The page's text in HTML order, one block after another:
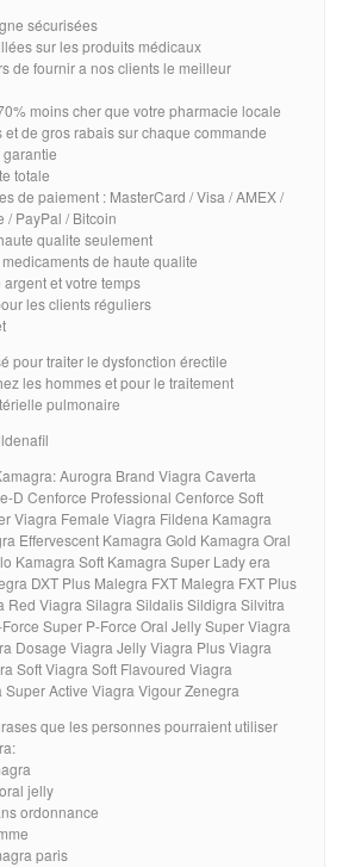
sécurisées
sur les produits médicaux
de fournir a nos clients le meilleur
moins cher que votre pharmacie locale
de gros rabais sur chaque commande
totale
de paiement : MasterCard / Visa / AMEX /
/ PayPal / Bitcoin
qualite seulement
de haute qualite
et votre temps
les clients réguliers
pour traiter le dysfonction érectile
les hommes et pour le traitement
pulmonaire
Aurogra Brand Viagra Caverta
D Cenforce Professional Cenforce Soft
Viagra Female Viagra Fildena Kamagra
Effervescent Kamagra Gold Kamagra Oral
Kamagra Soft Kamagra Super Lady era
DXT Plus Malegra FXT Malegra FXT Plus
Red Viagra Silagra Sildalis Sildigra Silvitra
Super P-Force Oral Jelly Super Viagra
Dosage Viagra Jelly Viagra Plus Viagra
Soft Viagra Soft Flavoured Viagra
Active Viagra Vigour Zenegra
que les personnes pourraient utiliser
jelly
ordonnance
paris